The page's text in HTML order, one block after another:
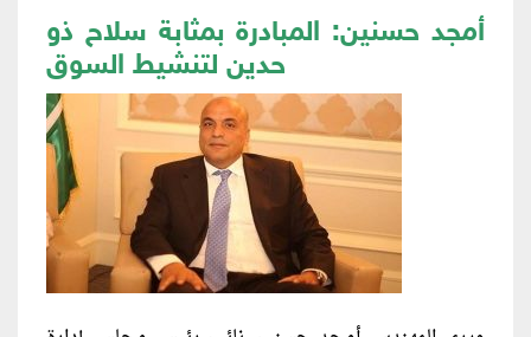
أمجد حسنين: المبادرة بمثابة سلاح ذو
حدين لتنشيط السوق